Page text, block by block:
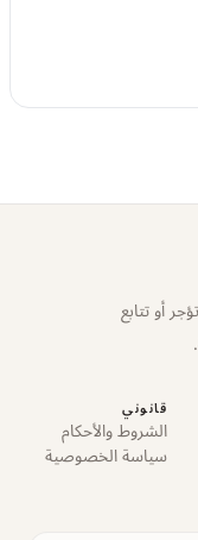
أو تتابع
قانوني
الشروط والأحكام
سياسة الخصوصية